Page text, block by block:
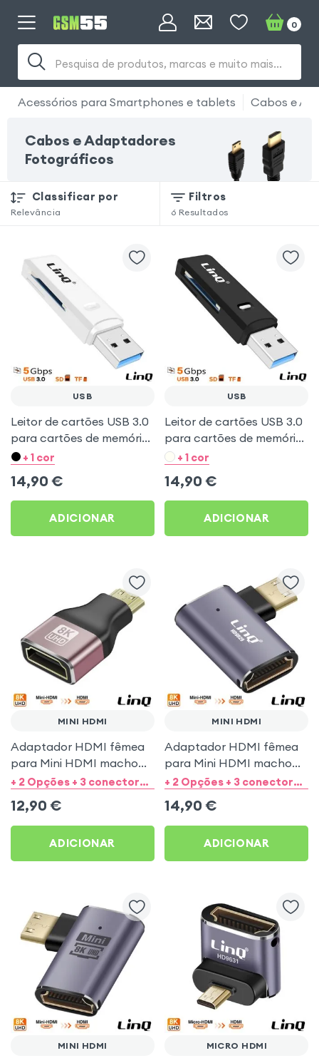
Pesquisa de produtos, marcas e muito mais...
0
Acessórios para Smartphones e tablets Cabos e
Cabos e Adaptadores
Fotográficos
Classificar por
Relevância
Filtros
6 Resultados
USB
Leitor de cartões USB 3.0
para cartões de memória
SD e microSD -
Gbps - LinQ Branco
+ 1 cor
14,90 €
ADICIONAR
USB
Leitor de cartões USB 3.0
para cartões de memória
SD e microSD -
Gbps - LinQ Preto
+ 1 cor
14,90 €
ADICIONAR
MINI HDMI
Adaptador HDMI fêmea
para Mini HDMI macho
8K UHD - LinQ
+ 2 Opções + 3 conectores de saída
12,90 €
ADICIONAR
MINI HDMI
Adaptador HDMI fêmea
para Mini HDMI macho
angulado à esquerda 8K+ 2 Opções + 3 conectores de saída
14,90 €
ADICIONAR
MINI HDMI MICRO HDMI